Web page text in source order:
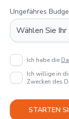
Ungefähres
Ich habe die
Ich willige in
Zwecken des
STARTEN